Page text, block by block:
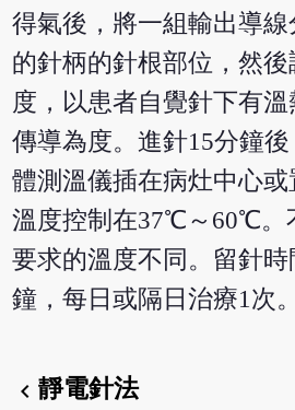
得氣後，將一組輸出導
的針柄的針根部位，然
度，以患者自覺針下有
傳導為度。進針15分鐘
體測溫儀插在病灶中心或
溫度控制在37℃～60℃。
要求的溫度不同。留針時
鐘，每日或隔日治療1次。
chevron_left靜電針法